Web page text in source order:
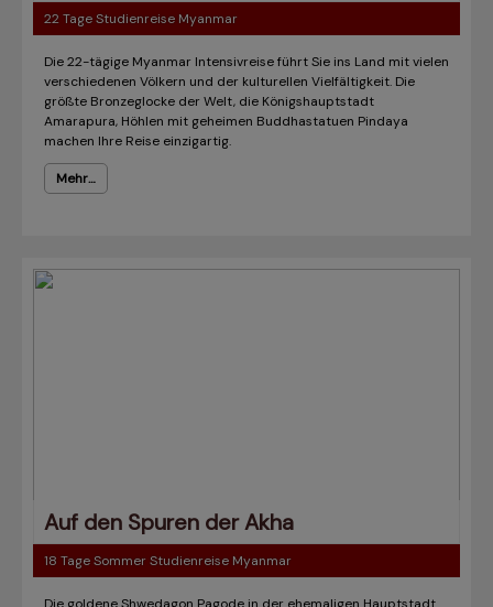
22 Tage Studienreise Myanmar
Die 22-tägige Myanmar Intensivreise führt Sie ins Land mit vielen
verschiedenen Völkern und der kulturellen Vielfältigkeit. Die
größte Bronzeglocke der Welt, die Königshauptstadt
Amarapura, Höhlen mit geheimen Buddhastatuen Pindaya
machen Ihre Reise einzigartig.
Mehr…
Auf den Spuren der Akha
18 Tage Sommer Studienreise Myanmar